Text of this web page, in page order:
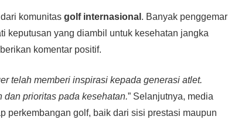
komunitasgolf internasional . Banyak penggemar
keputusan yang diambil untuk kesehatan jangka
komentar positif.
telah memberi inspirasi kepada generasi atlet.
prioritas pada kesehatan.” Selanjutnya, media
perkembangan golf, baik dari sisi prestasi maupun